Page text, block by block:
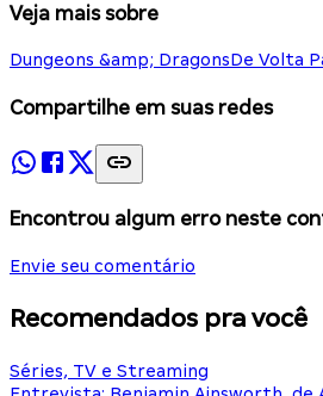
Veja mais sobre
Dungeons &amp; DragonsDe Volta
Compartilhe em suas redes
Encontrou algum erro neste
Envie seu comentário
Recomendados pra você
Séries, TV e Streaming